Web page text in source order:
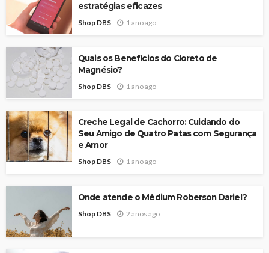
estratégias eficazes
Shop DBS 1 ano ago
Quais os Benefícios do Cloreto de
Magnésio?
Shop DBS 1 ano ago
Creche Legal de Cachorro: Cuidando do
Seu Amigo de Quatro Patas com Segurança
e Amor
Shop DBS 1 ano ago
Onde atende o Médium Roberson Dariel?
Shop DBS 2 anos ago